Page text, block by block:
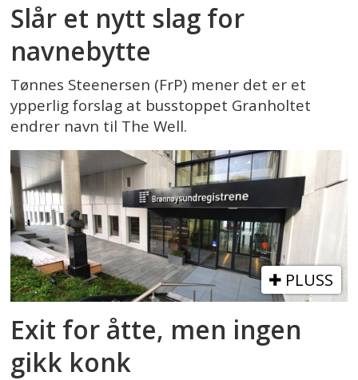
Slår et nytt slag for
navnebytte
Tønnes Steenersen (FrP) mener det er et
ypperlig forslag at busstoppet Granholtet
endrer navn til The Well.
PLUSS
Exit for åtte, men ingen
gikk konk